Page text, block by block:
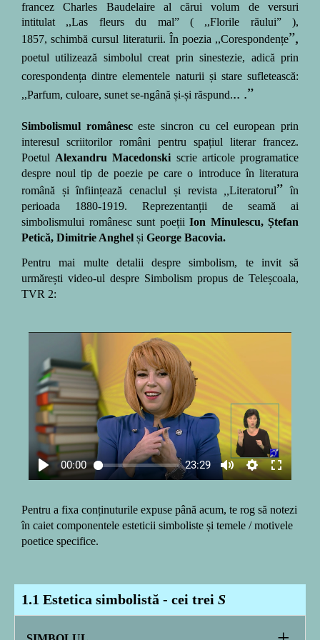
francezCharles Baudelaire
al cărui volum de versuri
intitulat
,,Las fleurs du malˮ
( ,,Florile răuluiˮ ),
1857, schimbă cursul literaturii. În poezia ,,Corespondențeˮ,
poetul utilizează simbolul creat prin sinestezie, adică prin
corespondența dintre elementele naturii și stare sufletească:
,,Parfum, culoare, sunet se-ngână și-și răspund... .ˮ
Simbolismul românesceste sincron cu cel european prin
interesul scriitorilor români pentru spațiul literar francez.
Poetul Alexandru Macedonski scrie articole programatice
despre noul tip de poezie pe care o introduce în literatura
română și înființează cenaclul și revista ,,Literatorulˮ în
perioada 1880-1919. Reprezentanții de seamă ai
simbolismului românesc sunt poeții Ion Minulescu, Ștefan
Petică, Dimitrie Anghel și George Bacovia.
Pentru mai multe detalii despre simbolism, te invit să
urmărești video-ul despre Simbolism propus de Teleșcoala,
TVR 2:
00:00 23:29
Pentru a fixa conținuturile expuse până acum, te rog să notezi
în caiet componentele esteticii simboliste și temele / motivele
poetice specifice.
1.1 Estetica simbolistă - cei trei S